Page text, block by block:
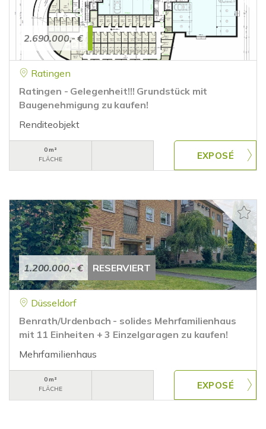
2.690.000,- €
Ratingen
Ratingen - Gelegenheit!!! Grundstück mit
Baugenehmigung zu kaufen!
Renditeobjekt
0 m²
FLÄCHE
1.200.000,- € RESERVIERT
Düsseldorf
Benrath/Urdenbach - solides Mehrfamilienhaus
mit 11 Einheiten + 3 Einzelgaragen zu kaufen!
Mehrfamilienhaus
0 m²
FLÄCHE